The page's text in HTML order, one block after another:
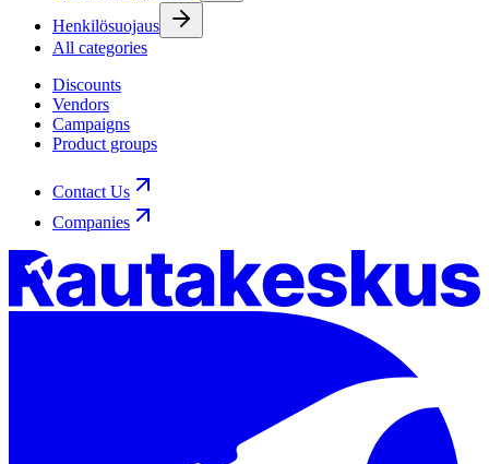
Henkilösuojaus
All categories
Discounts
Vendors
Campaigns
Product groups
Contact Us
Companies